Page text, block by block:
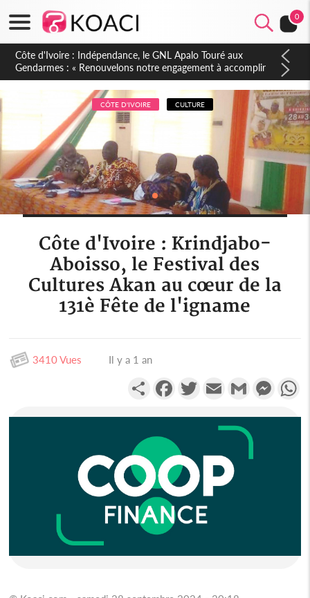
0
Sierra Leone : Un projet de réforme constitutionnelle en
gestation, points clés des amendements, un exclu d'avance
CÔTE D'IVOIRE CULTURE
Côte d'Ivoire : Krindjabo-
Aboisso, le Festival des
Cultures Akan au cœur de la
131è Fête de l'igname
3410 Vues Il y a 1 an
PartagerFacebookTwitterEmail Gmail